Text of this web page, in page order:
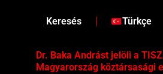
Keresés Türkçe
Dr. Baka Andrást jelöli a
Magyarország köztársasági